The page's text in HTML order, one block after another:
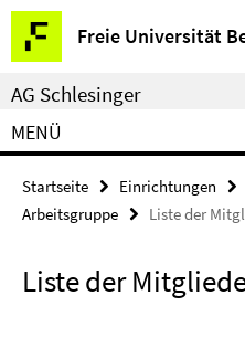
Springe
direkt
zu
Inhalt
Freie Universität
Service-
Navigation
AG Schlesinger
MENÜ
Startseite Einrichtungen
Arbeitsgruppe
Liste der
Liste der